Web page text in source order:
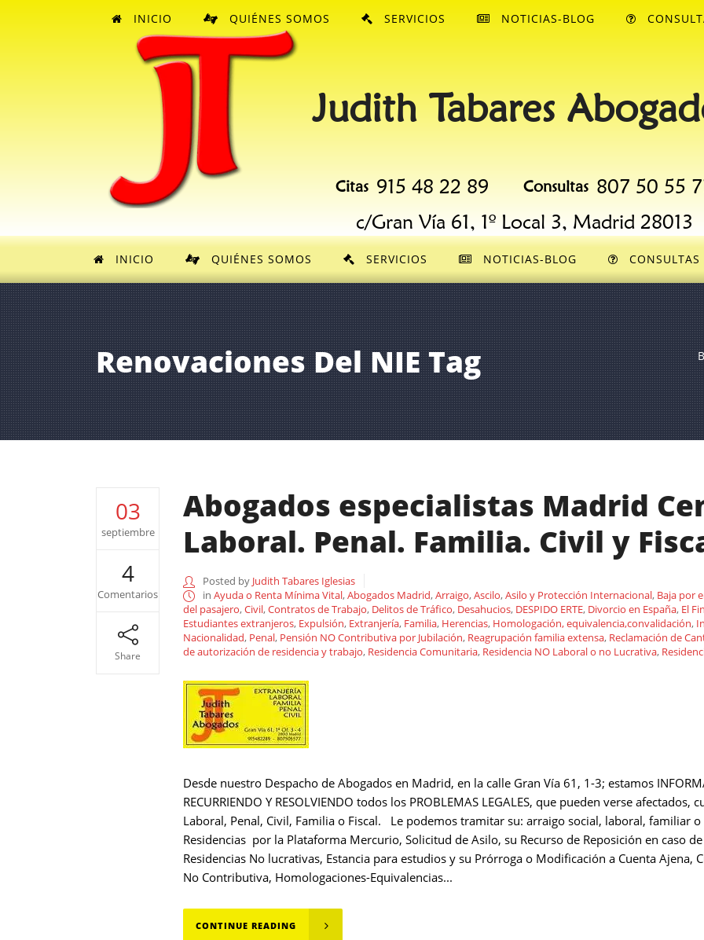
Judith Tabares
Citas 915 48 22 89 Consultas 807 50 55
c/Gran Vía 61, 1º Local 3, Madrid 28013
INICIO QUIÉNES SOMOS SERVICIOS NOTICIAS-BLOG CONSULTAS
INICIO QUIÉNES SOMOS SERVICIOS NOTICIAS-BLOG
Renovaciones Del NIE Tag
03
septiembre
4
Comentarios
Share
Abogados especialistas Madrid
Laboral. Penal. Familia. Civil y
Posted by Judith Tabares Iglesias
in Ayuda o Renta Mínima Vital,Abogados Madrid,Arraigo,Ascilo,Asilo y Protección Internacional, Baja por
del pasajero,Civil,Contratos de Trabajo, Delitos de Tráfico, Desahucios, DESPIDO ERTE, Divorcio en España, El
Estudiantes extranjeros, Expulsión, Extranjería, Familia, Herencias, Homologación, equivalencia,convalidación,
Nacionalidad, Penal, Pensión NO Contributiva por Jubilación, Reagrupación familia extensa, Reclamación de
de autorización de residencia y trabajo, Residencia Comunitaria, Residencia NO Laboral o no Lucrativa,
Desde nuestro Despacho de Abogados en Madrid, en la calle Gran Vía 61, 1-3; estamos
RECURRIENDO Y RESOLVIENDO todos los PROBLEMAS LEGALES, que pueden verse
Laboral, Penal, Civil, Familia o Fiscal. Le podemos tramitar su: arraigo social, laboral, familiar
Residencias por la Plataforma Mercurio, Solicitud de Asilo, su Recurso de Reposición en caso
Residencias No lucrativas, Estancia para estudios y su Prórroga o Modificación a Cuenta Ajena,
No Contributiva, Homologaciones-Equivalencias...
CONTINUE READING